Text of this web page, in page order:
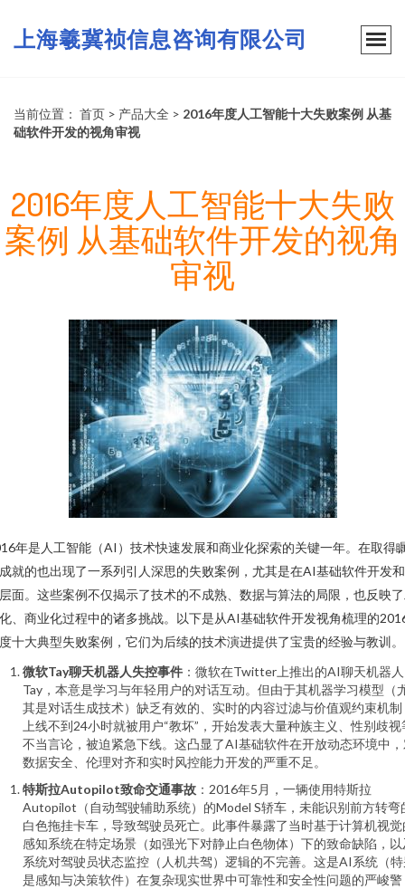
上海羲冀祯信息咨询有限公司
当前位置： 首页 > 产品大全 > 2016年度人工智能十大失败案例 从基
础软件开发的视角审视
2016年度人工智能十大失败
案例 从基础软件开发的视角
审视
年是人工智能（AI）技术快速发展和商业化探索的关键一年。在取得
就的也出现了一系列引人深思的失败案例，尤其是在AI基础软件开发
面。这些案例不仅揭示了技术的不成熟、数据与算法的局限，也反映
、商业化过程中的诸多挑战。以下是从AI基础软件开发视角梳理的
十大典型失败案例，它们为后续的技术演进提供了宝贵的经验与教训。
微软Tay聊天机器人失控事件 ：微软在Twitter上推出的AI聊天机器人
Tay，本意是学习与年轻用户的对话互动。但由于其机器学习模型（
其是对话生成技术）缺乏有效的、实时的内容过滤与价值观约束机制
上线不到24小时就被用户“教坏”，开始发表大量种族主义、性别歧视
不当言论，被迫紧急下线。这凸显了AI基础软件在开放动态环境中
数据安全、伦理对齐和实时风控能力开发的严重不足。
特斯拉Autopilot致命交通事故 ：2016年5月，一辆使用特斯拉
Autopilot（自动驾驶辅助系统）的Model S轿车，未能识别前方转弯
白色拖挂卡车，导致驾驶员死亡。此事件暴露了当时基于计算机视觉
感知系统在特定场景（如强光下对静止白色物体）下的致命缺陷，以
系统对驾驶员状态监控（人机共驾）逻辑的不完善。这是AI系统（
是感知与决策软件）在复杂现实世界中可靠性和安全性问题的严峻警